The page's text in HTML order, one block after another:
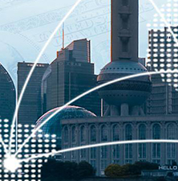
党建动态
学会动态
会员动态
地方动态
数说经济
经济运行与
产业发展
创新高技术
行
贸易与流